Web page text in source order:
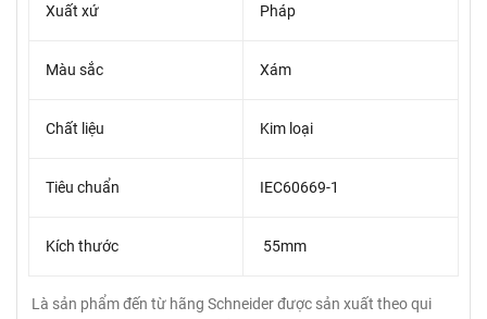
Xuất xứ Pháp
Màu sắc Xám
Chất liệu Kim loại
Tiêu chuẩn IEC60669-1
Kích thước 55mm
Là sản phẩm đến từ hãng Schneider được sản xuất theo qui